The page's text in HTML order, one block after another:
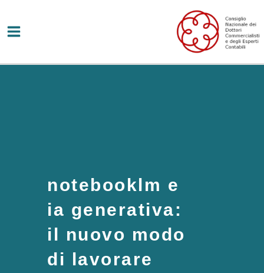
contenuto
notebooklm e
ia generativa:
il nuovo modo
di lavorare